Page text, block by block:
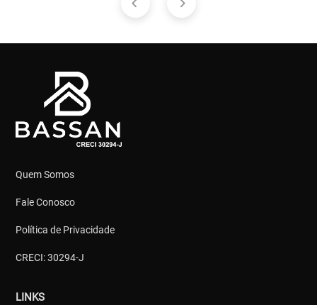
Quem Somos
Fale Conosco
Política de Privacidade
CRECI: 30294-J
LINKS